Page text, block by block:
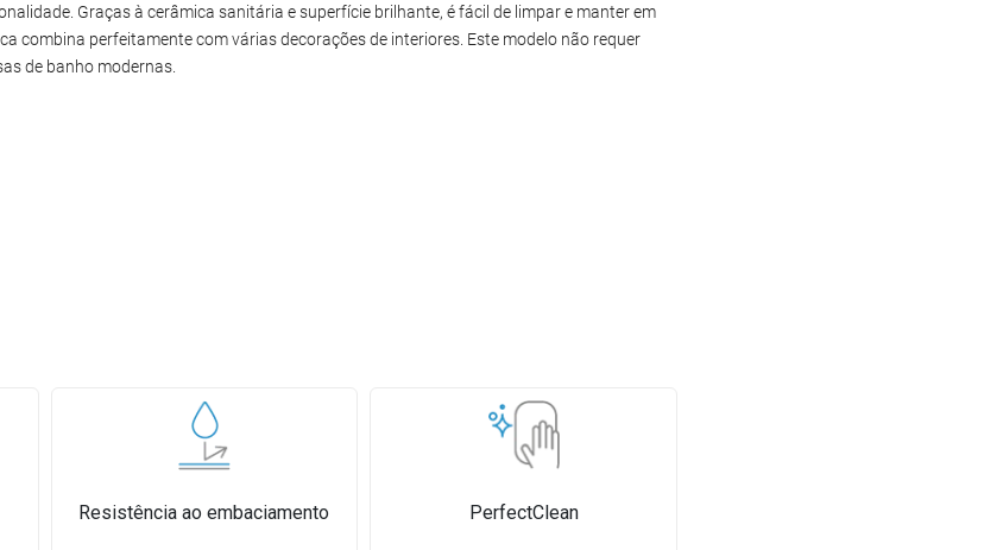
Graças à cerâmica sanitária e superfície brilhante, é fácil de limpar e manter em
combina perfeitamente com várias decorações de interiores. Este modelo não requer
de banho modernas.
Resistência ao embaciamento PerfectClean